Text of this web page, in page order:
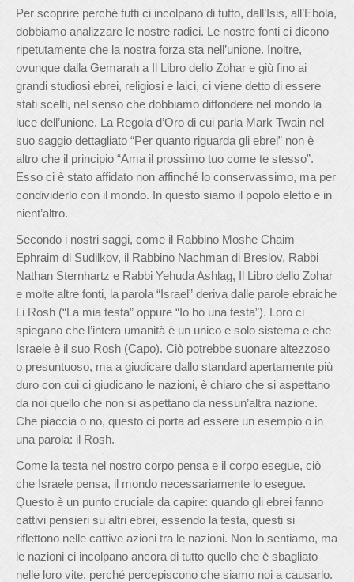
Per scoprire perché tutti ci incolpano di tutto, dall’Isis, all’Ebola,
dobbiamo analizzare le nostre radici. Le nostre fonti ci dicono
ripetutamente che la nostra forza sta nell’unione. Inoltre,
ovunque dalla Gemarah a Il Libro dello Zohar e giù fino ai
grandi studiosi ebrei, religiosi e laici, ci viene detto di essere
stati scelti, nel senso che dobbiamo diffondere nel mondo la
luce dell’unione. La Regola d’Oro di cui parla Mark Twain nel
suo saggio dettagliato “Per quanto riguarda gli ebrei” non è
altro che il principio “Ama il prossimo tuo come te stesso”.
Esso ci è stato affidato non affinché lo conservassimo, ma per
condividerlo con il mondo. In questo siamo il popolo eletto e in
nient’altro.
Secondo i nostri saggi, come il Rabbino Moshe Chaim
Ephraim di Sudilkov, il Rabbino Nachman di Breslov, Rabbi
Nathan Sternhartz e Rabbi Yehuda Ashlag, Il Libro dello Zohar
e molte altre fonti, la parola “Israel” deriva dalle parole ebraiche
Li Rosh (“La mia testa” oppure “Io ho una testa”). Loro ci
spiegano che l’intera umanità è un unico e solo sistema e che
Israele è il suo Rosh (Capo). Ciò potrebbe suonare altezzoso
o presuntuoso, ma a giudicare dallo standard apertamente più
duro con cui ci giudicano le nazioni, è chiaro che si aspettano
da noi quello che non si aspettano da nessun’altra nazione.
Che piaccia o no, questo ci porta ad essere un esempio o in
una parola: il Rosh.
Come la testa nel nostro corpo pensa e il corpo esegue, ciò
che Israele pensa, il mondo necessariamente lo esegue.
Questo è un punto cruciale da capire: quando gli ebrei fanno
cattivi pensieri su altri ebrei, essendo la testa, questi si
riflettono nelle cattive azioni tra le nazioni. Non lo sentiamo, ma
le nazioni ci incolpano ancora di tutto quello che è sbagliato
nelle loro vite, perché percepiscono che siamo noi a causarlo.